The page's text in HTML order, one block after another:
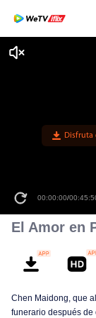
Disfruta
00:00:00/
El Amor en
Chen Maidong, que
funerario después